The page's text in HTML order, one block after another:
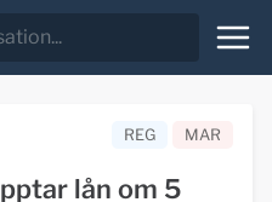
REG MAR
lån om 5